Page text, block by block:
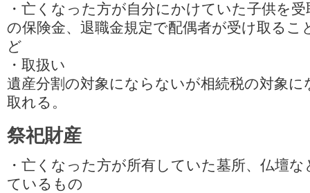
・亡くなった方が自分にかけていた子供を
の保険金、退職金規定で配偶者が受け取る
ど
・取扱い
遺産分割の対象にならないが相続税の対象
取れる。
祭祀財産
・亡くなった方が所有していた墓所、仏壇
ているもの